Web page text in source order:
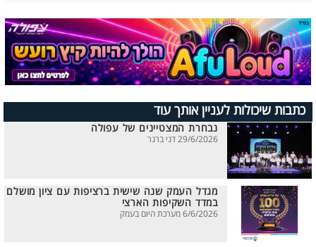
כתבות שיכולות לעניין אותך עוד
נבחרת המצטיינים של עפולה
29/6/2026 דני ברנר
מגדל העמק שנה שישית ברציפות עם ציון מושלם
במדד השקיפות הארצי
6/6/2026 מערכת היום בעמק